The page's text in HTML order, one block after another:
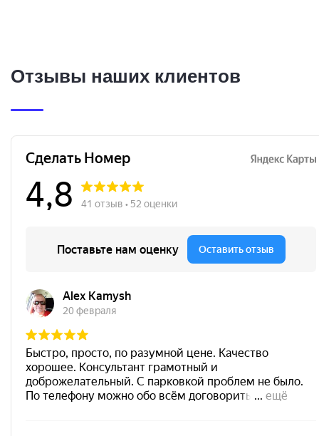
Отзывы наших клиентов